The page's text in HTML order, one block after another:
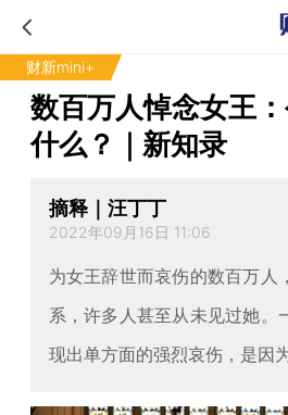
财新mini+
数百万人悼念女王
什么？｜新知录
摘释｜汪丁丁
2022年09月16日 11:06
为女王辞世而哀伤的数百万人
系，许多人甚至从未见过她。
现出单方面的强烈哀伤，是因